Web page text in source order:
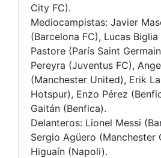
City FC).
Mediocampistas: Javier
(Barcelona FC), Lucas
Pastore (París Saint
Pereyra (Juventus FC),
(Manchester United), Erik
Hotspur), Enzo Pérez
Gaitán (Benfica).
Delanteros: Lionel Messi
Sergio Agüero (Manchester
Higuaín (Napoli).